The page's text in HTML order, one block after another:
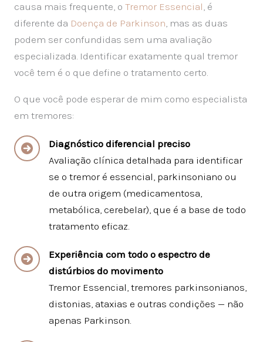
causa mais frequente, o Tremor Essencial, é
diferente da Doença de Parkinson, mas as duas
podem ser confundidas sem uma avaliação
especializada. Identificar exatamente qual tremor
você tem é o que define o tratamento certo.
O que você pode esperar de mim como especialista
em tremores:
Diagnóstico diferencial preciso
Avaliação clínica detalhada para identificar
se o tremor é essencial, parkinsoniano ou
de outra origem (medicamentosa,
metabólica, cerebelar), que é a base de todo
tratamento eficaz.
Experiência com todo o espectro de
distúrbios do movimento
Tremor Essencial, tremores parkinsonianos,
distonias, ataxias e outras condições — não
apenas Parkinson.